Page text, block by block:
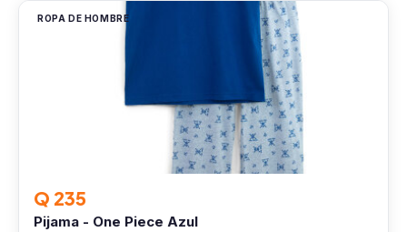
ROPA DE HOMBRE
Q 235
Pijama - One Piece Azul